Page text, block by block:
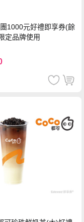
1000元好禮即享券(餘
定品牌使用